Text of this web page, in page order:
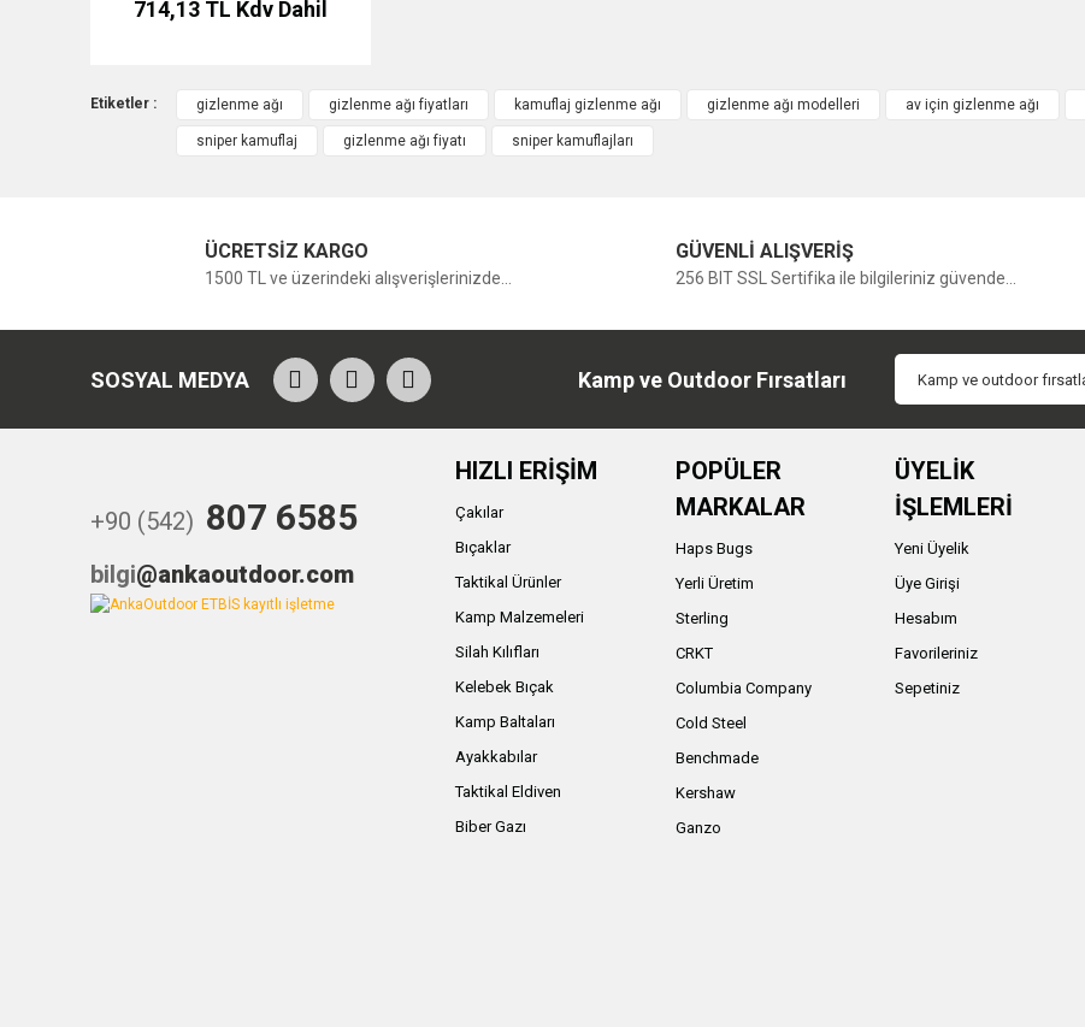
714,13 TL Kdv Dahil
Etiketler : gizlenme ağı gizlenme ağı fiyatları kamuflaj gizlenme ağı gizlenme ağı modelleri av için gizlenme ağı
sniper kamuflaj gizlenme ağı fiyatı sniper kamuflajları
ÜCRETSİZ KARGO
1500 TL ve üzerindeki alışverişlerinizde...
GÜVENLİ ALIŞVERİŞ
256 BIT SSL Sertifika ile bilgileriniz güvende...
SOSYAL MEDYA Kamp ve Outdoor Fırsatları
+90 (542) 807 6585
bilgi@ankaoutdoor.com
HIZLI ERİŞİM
Çakılar
Bıçaklar
Taktikal Ürünler
Kamp Malzemeleri
Silah Kılıfları
Kelebek Bıçak
Kamp Baltaları
Ayakkabılar
Taktikal Eldiven
Biber Gazı
POPÜLER
MARKALAR
Haps Bugs
Yerli Üretim
Sterling
CRKT
Columbia Company
Cold Steel
Benchmade
Kershaw
Ganzo
ÜYELİK
İŞLEMLERİ
Yeni Üyelik
Üye Girişi
Hesabım
Favorileriniz
Sepetiniz